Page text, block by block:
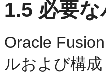
1.5 必要
Oracle
ルおよび構